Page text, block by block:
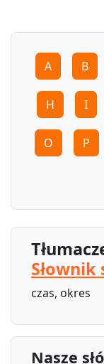
A B
H I
O P
Słownik
czas, okres
Nasze